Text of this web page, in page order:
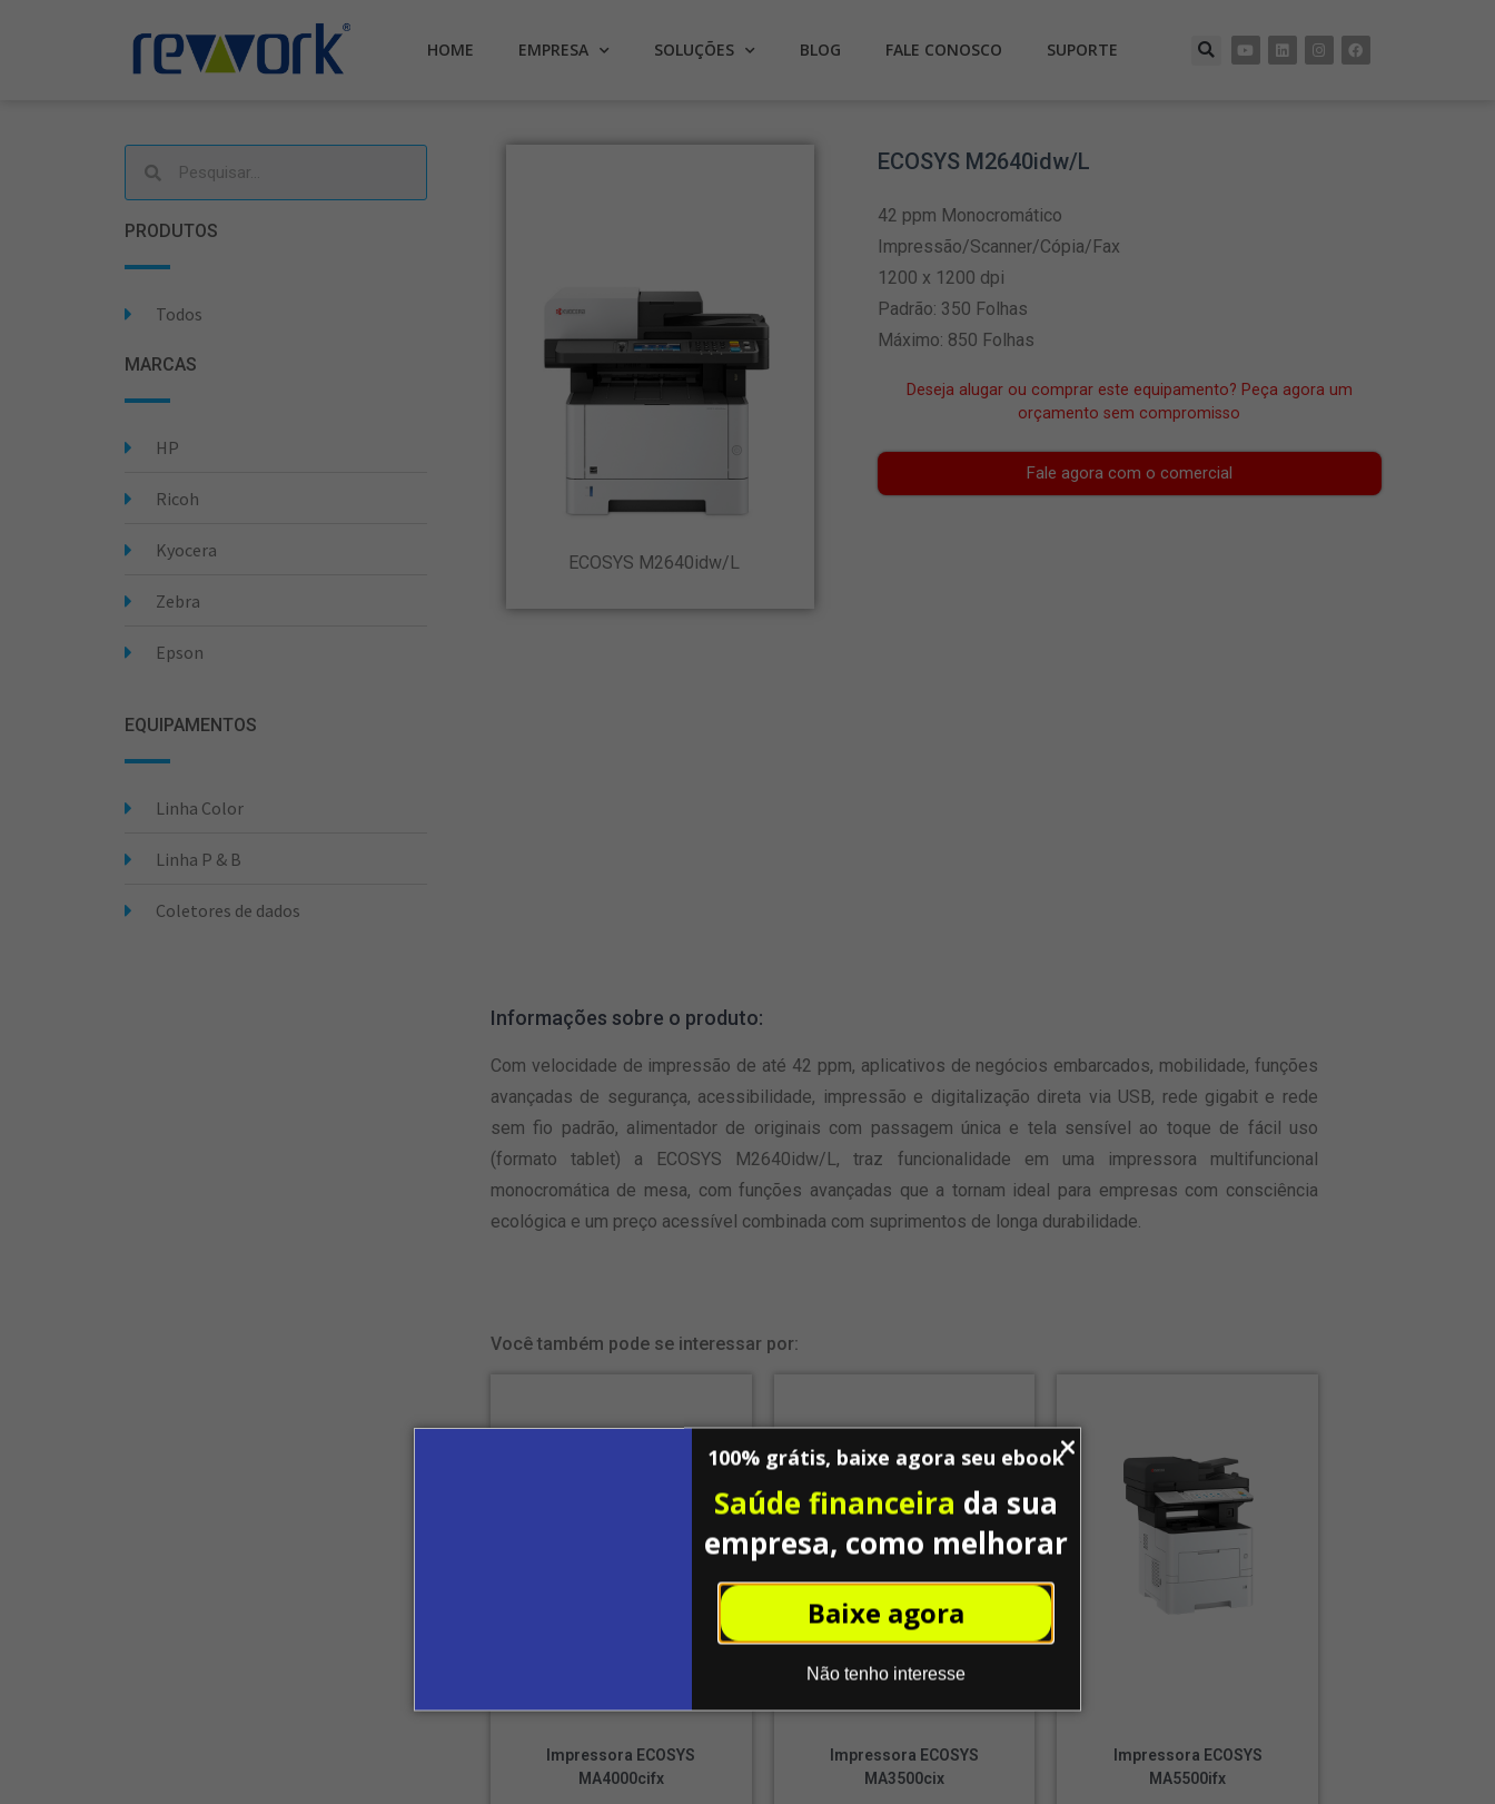
100% grátis, baixe agora seu ebook
Saúde financeira da sua
empresa, como melhorar
Baixe agora
Não tenho interesse
HOME EMPRESA SOLUÇÕES BLOG FALE CONOSCO SUPORTE
PRODUTOS
Todos
MARCAS
HP
Ricoh
Kyocera
Zebra
Epson
EQUIPAMENTOS
Linha Color
Linha P & B
Coletores de dados
ECOSYS M2640idw/L
ECOSYS M2640idw/L
42 ppm Monocromático
Impressão/Scanner/Cópia/Fax
1200 x 1200 dpi
Padrão: 350 Folhas
Máximo: 850 Folhas
Deseja alugar ou comprar este equipamento? Peça agora um
orçamento sem compromisso
Fale agora com o comercial
Informações sobre o produto:
Com velocidade de impressão de até 42 ppm, aplicativos de negócios embarcados, mobilidade, funções
avançadas de segurança, acessibilidade, impressão e digitalização direta via USB, rede gigabit e rede
sem fio padrão, alimentador de originais com passagem única e tela sensível ao toque de fácil uso
(formato tablet) a ECOSYS M2640idw/L, traz funcionalidade em uma impressora multifuncional
monocromática de mesa, com funções avançadas que a tornam ideal para empresas com consciência
ecológica e um preço acessível combinada com suprimentos de longa durabilidade.
Você também pode se interessar por:
Impressora ECOSYS
MA4000cifx
Impressora ECOSYS
MA3500cix
Impressora ECOSYS
MA5500ifx